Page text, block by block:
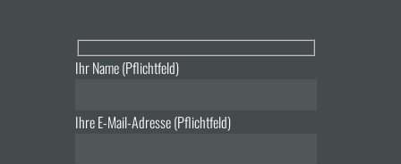
Ihr Name (Pflichtfeld)
Ihre E-Mail-Adresse (Pflichtfeld)